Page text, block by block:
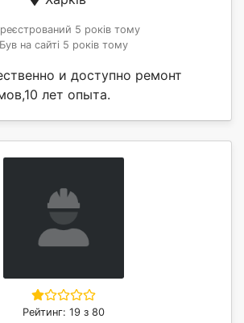
5 років тому
Був на сайті 5 років тому
и доступно ремонт
лет опыта.
Рейтинг: 19 з 80